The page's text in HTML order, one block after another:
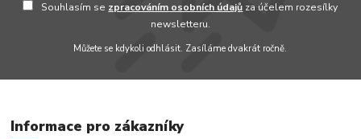
Souhlasím se zpracováním osobních údajů za účelem rozesílky
newsletteru.
Můžete se kdykoli odhlásit. Zasíláme dvakrát ročně.
Informace pro zákazníky